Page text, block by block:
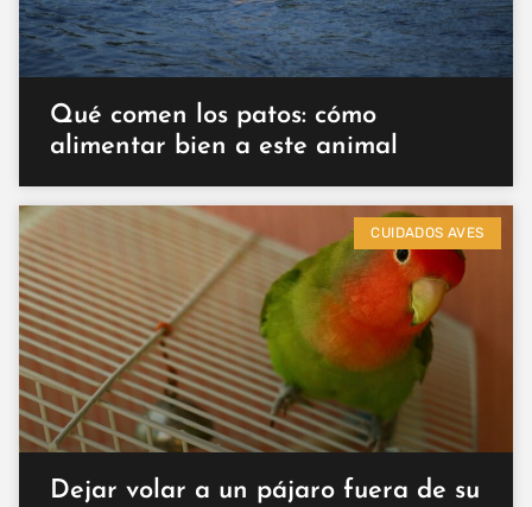
Qué comen los patos: cómo
alimentar bien a este animal
CUIDADOS AVES
Dejar volar a un pájaro fuera de su